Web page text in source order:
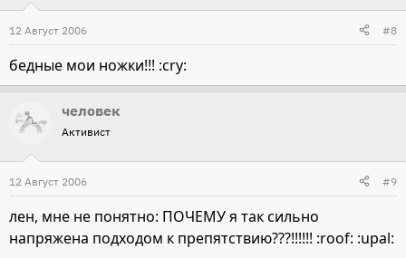
12 Август 2006 #8
бедные мои ножки!!! :cry:
человек
Активист
12 Август 2006 #9
лен, мне не понятно: ПОЧЕМУ я так сильно
напряжена подходом к препятствию???!!!!!! :roof: :upal: